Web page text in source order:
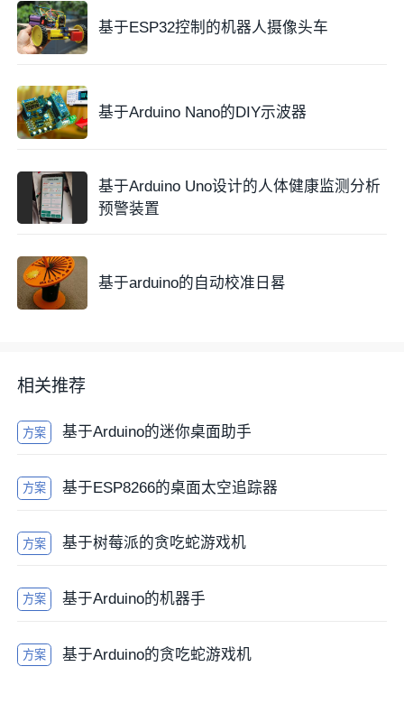
2. 按钮连接
将按钮的引脚分别连接到Arduino的数字输入引脚上。
每个按钮需要连接一个上拉电阻，以确保在按钮未按下
时，引脚处于
3. 蜂鸣器连接
将蜂鸣器的正极连接到Arduino的一个数字输出引脚
动蜂鸣器发出声音。
基于ESP32控制的机器人摄像头车
基于Arduino Nano的DIY示波器
基于Arduino Uno设计的人体健康监测分析
预警装置
基于arduino的自动校准日晷
相关推荐
方案 基于Arduino的迷你桌面助手
方案 基于ESP8266的桌面太空追踪器
方案 基于树莓派的贪吃蛇游戏机
方案 基于Arduino的机器手
方案 基于Arduino的贪吃蛇游戏机